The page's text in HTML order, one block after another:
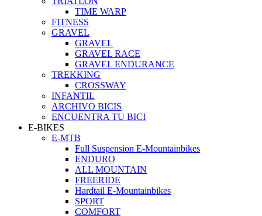
TIME WARP
FITNESS
GRAVEL
GRAVEL
GRAVEL RACE
GRAVEL ENDURANCE
TREKKING
CROSSWAY
INFANTIL
ARCHIVO BICIS
ENCUENTRA TU BICI
E-BIKES
E-MTB
Full Suspension E-Mountainbikes
ENDURO
ALL MOUNTAIN
FREERIDE
Hardtail E-Mountainbikes
SPORT
COMFORT